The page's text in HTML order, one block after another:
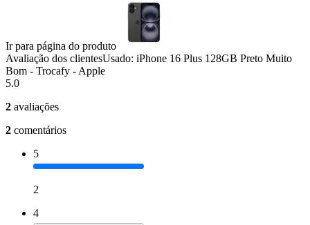
Ir para página do produto
Avaliação dos clientesUsado: iPhone 16 Plus 128GB Preto Muito
Bom - Trocafy - Apple
5.0
2 avaliações
2 comentários
5
2
4